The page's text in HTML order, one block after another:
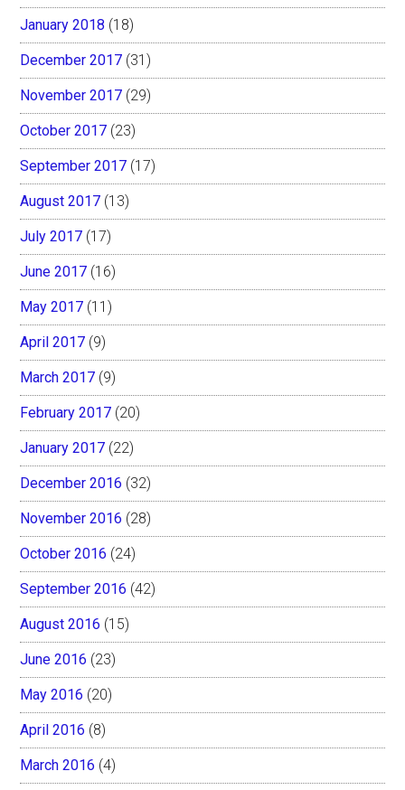
January 2018 (18)
December 2017 (31)
November 2017 (29)
October 2017 (23)
September 2017 (17)
August 2017 (13)
July 2017 (17)
June 2017 (16)
May 2017 (11)
April 2017 (9)
March 2017 (9)
February 2017 (20)
January 2017 (22)
December 2016 (32)
November 2016 (28)
October 2016 (24)
September 2016 (42)
August 2016 (15)
June 2016 (23)
May 2016 (20)
April 2016 (8)
March 2016 (4)